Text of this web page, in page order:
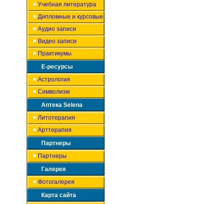
Учебная литература
Дипломные и курсовые
Аудио записи
Видео записи
Практикумы
Е-ресурсы
Астрология
Символизм
Аптека Selena
Литотерапия
Арттерапия
Партнеры
Партнеры
Галерея
Фотогалерея
Карта сайта